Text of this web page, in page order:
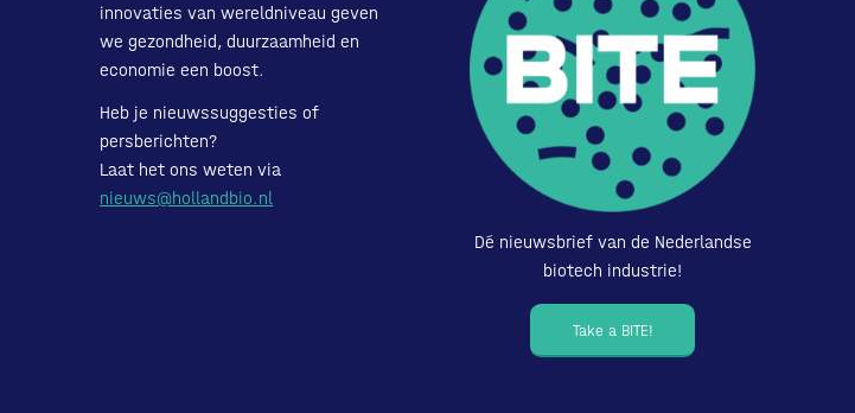
innovaties van wereldniveau geven
we gezondheid, duurzaamheid en
economie een boost.
Heb je nieuwssuggesties of
persberichten?
Laat het ons weten via
nieuws@hollandbio.nl
Dé nieuwsbrief van de Nederlandse
biotech industrie!
Take a BITE!